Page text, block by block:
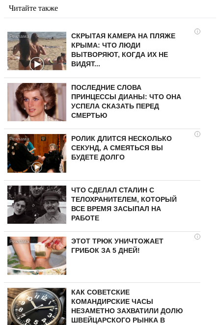
Читайте также
i
СКРЫТАЯ КАМЕРА НА ПЛЯЖЕ
КРЫМА: ЧТО ЛЮДИ
ВЫТВОРЯЮТ, КОГДА ИХ НЕ
ВИДЯТ...
ПОСЛЕДНИЕ СЛОВА
ПРИНЦЕССЫ ДИАНЫ: ЧТО ОНА
УСПЕЛА СКАЗАТЬ ПЕРЕД
СМЕРТЬЮ
i
РОЛИК ДЛИТСЯ НЕСКОЛЬКО
СЕКУНД, А СМЕЯТЬСЯ ВЫ
БУДЕТЕ ДОЛГО
ЧТО СДЕЛАЛ СТАЛИН С
ТЕЛОХРАНИТЕЛЕМ, КОТОРЫЙ
ВСЕ ВРЕМЯ ЗАСЫПАЛ НА
РАБОТЕ
i
ЭТОТ ТРЮК УНИЧТОЖАЕТ
ГРИБОК ЗА 5 ДНЕЙ!
КАК СОВЕТСКИЕ
КОМАНДИРСКИЕ ЧАСЫ
НЕЗАМЕТНО ЗАХВАТИЛИ ДОЛЮ
ШВЕЙЦАРСКОГО РЫНКА В